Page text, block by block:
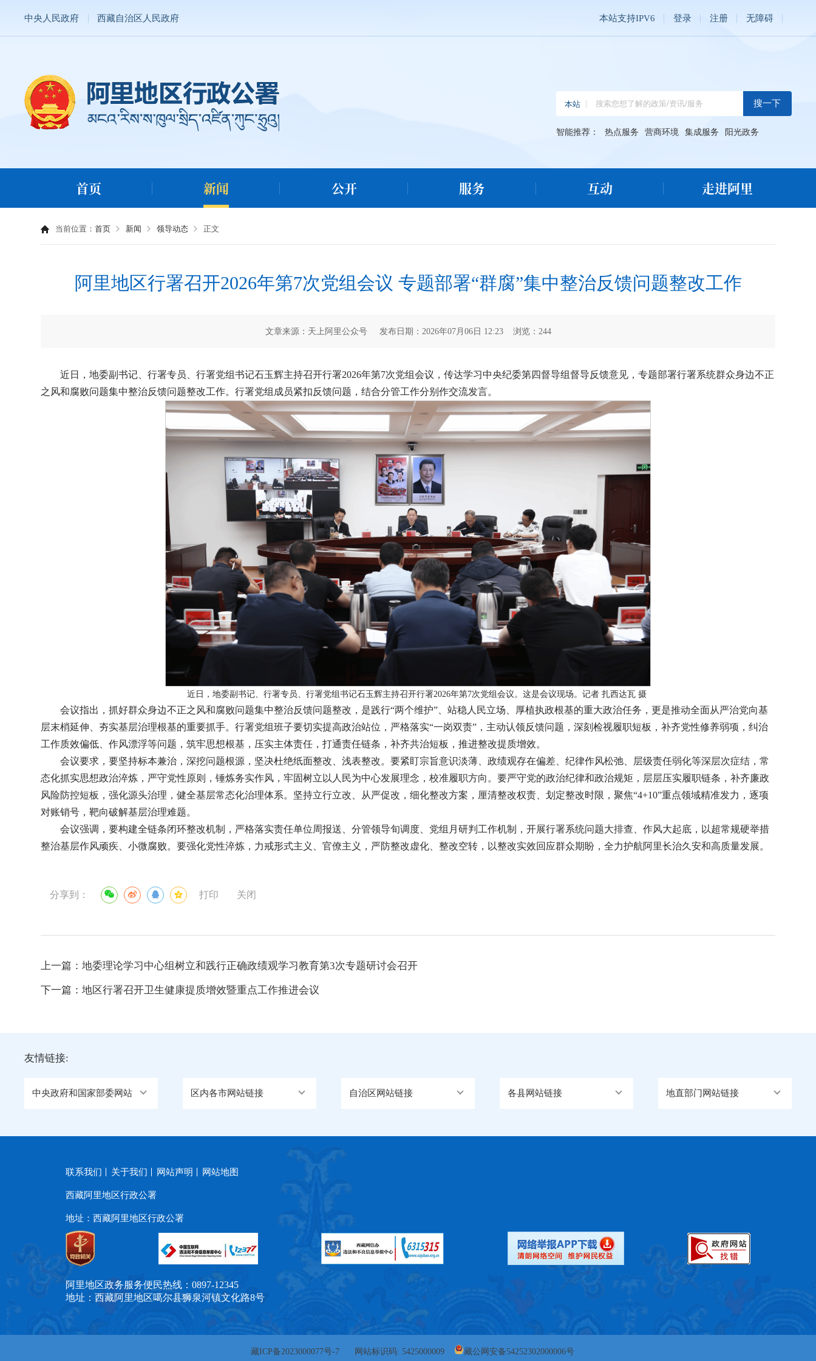
中央人民政府 西藏自治区人民政府 本站支持IPV6 登录 注册 无障碍
智能推荐： 热点服务 营商环境 集成服务 阳光政务
首页 新闻 公开 服务 互动 走进阿里
当前位置：首页 新闻 领导动态 正文
阿里地区行署召开2026年第7次党组会议 专题部署“群腐”集中整治反馈问题整改工作
文章来源：天上阿里公众号 发布日期：2026年07月06日 12:23 浏览： 244
近日，地委副书记、行署专员、行署党组书记石玉辉主持召开行署2026年第7次党组会议，传达学习中央纪委第四督导组督导反馈意见，专题部署行署系统群众身边不正
之风和腐败问题集中整治反馈问题整改工作。行署党组成员紧扣反馈问题，结合分管工作分别作交流发言。
近日，地委副书记、行署专员、行署党组书记石玉辉主持召开行署2026年第7次党组会议。这是会议现场。记者 扎西达瓦 摄
会议指出，抓好群众身边不正之风和腐败问题集中整治反馈问题整改，是践行“两个维护”、站稳人民立场、厚植执政根基的重大政治任务，更是推动全面从严治党向基
层末梢延伸、夯实基层治理根基的重要抓手。行署党组班子要切实提高政治站位，严格落实“一岗双责”，主动认领反馈问题，深刻检视履职短板，补齐党性修养弱项，纠治
工作质效偏低、作风漂浮等问题，筑牢思想根基，压实主体责任，打通责任链条，补齐共治短板，推进整改提质增效。
会议要求，要坚持标本兼治，深挖问题根源，坚决杜绝纸面整改、浅表整改。要紧盯宗旨意识淡薄、政绩观存在偏差、纪律作风松弛、层级责任弱化等深层次症结，常
态化抓实思想政治淬炼，严守党性原则，锤炼务实作风，牢固树立以人民为中心发展理念，校准履职方向。要严守党的政治纪律和政治规矩，层层压实履职链条，补齐廉政
风险防控短板，强化源头治理，健全基层常态化治理体系。坚持立行立改、从严促改，细化整改方案，厘清整改权责、划定整改时限，聚焦“4+10”重点领域精准发力，逐项
对账销号，靶向破解基层治理难题。
会议强调，要构建全链条闭环整改机制，严格落实责任单位周报送、分管领导旬调度、党组月研判工作机制，开展行署系统问题大排查、作风大起底，以超常规硬举措
整治基层作风顽疾、小微腐败。要强化党性淬炼，力戒形式主义、官僚主义，严防整改虚化、整改空转，以整改实效回应群众期盼，全力护航阿里长治久安和高质量发展。
分享到： 打印 关闭
上一篇：地委理论学习中心组树立和践行正确政绩观学习教育第3次专题研讨会召开
下一篇：地区行署召开卫生健康提质增效暨重点工作推进会议
友情链接:
中央政府和国家部委网站 区内各市网站链接 自治区网站链接 各县网站链接 地直部门网站链接
联系我们 关于我们 网站声明 网站地图
西藏阿里地区行政公署
地址：西藏阿里地区行政公署
阿里地区政务服务便民热线：0897-12345
地址：西藏阿里地区噶尔县狮泉河镇文化路8号
藏ICP备2023000077号-7 网站标识码: 5425000009 藏公网安备54252302000006号